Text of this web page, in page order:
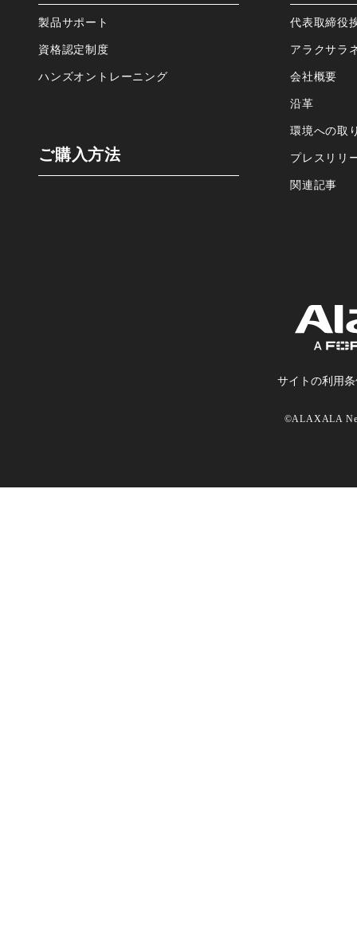
製品サポート
資格認定制度
ハンズオントレーニング
ご購⼊⽅法
代表取締役
アラクサラ
会社概要
沿⾰
環境への取
プレスリリ
関連記事
サイトの利⽤条
©ALAXALA